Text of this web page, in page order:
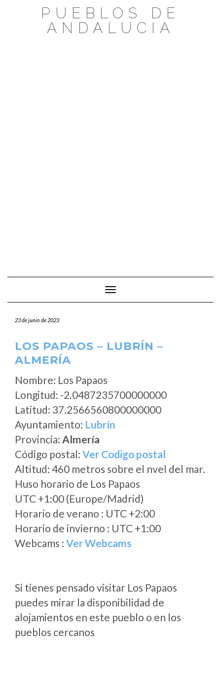
PUEBLOS DE
ANDALUCIA
Cambiar modo de navegación
23 de junio de 2023
LOS PAPAOS – LUBRÍN –
ALMERÍA
Nombre: Los Papaos
Longitud: -2.0487235700000000
Latitud: 37.2566560800000000
Ayuntamiento: Lubrín
Provincia: Almería
Código postal: Ver Codigo postal
Altitud: 460 metros sobre el nvel del mar.
Huso horario de Los Papaos
UTC +1:00 (Europe/Madrid)
Horario de verano : UTC +2:00
Horario de invierno : UTC +1:00
Webcams : Ver Webcams
Si tienes pensado visitar Los Papaos
puedes mirar la disponibilidad de
alojamientos en este pueblo o en los
pueblos cercanos